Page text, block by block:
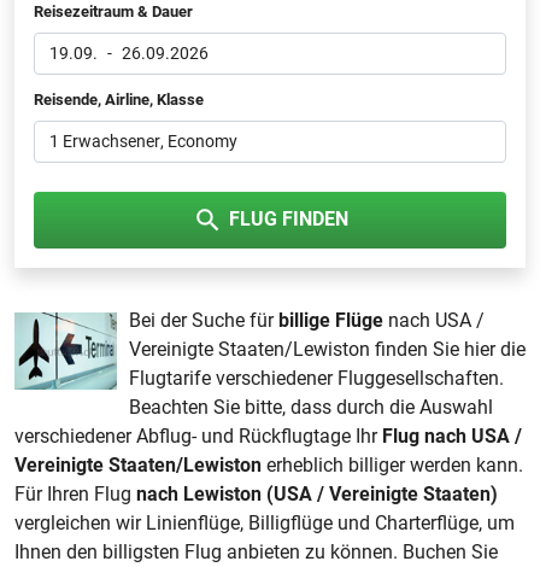
Reisezeitraum & Dauer
19.09. - 26.09.2026
Reisende, Airline, Klasse
1 Erwachsener, Economy
FLUG FINDEN
Bei der Suche fürbillige Flüge nach USA /
Vereinigte Staaten/Lewiston finden Sie hier die
Flugtarife verschiedener Fluggesellschaften.
Beachten Sie bitte, dass durch die Auswahl
verschiedener Abflug- und Rückflugtage Ihr Flug nach USA /
Vereinigte Staaten/Lewiston erheblich billiger werden kann.
Für Ihren Flug nach Lewiston (USA / Vereinigte Staaten)
vergleichen wir Linienflüge, Billigflüge und Charterflüge, um
Ihnen den billigsten Flug anbieten zu können. Buchen Sie